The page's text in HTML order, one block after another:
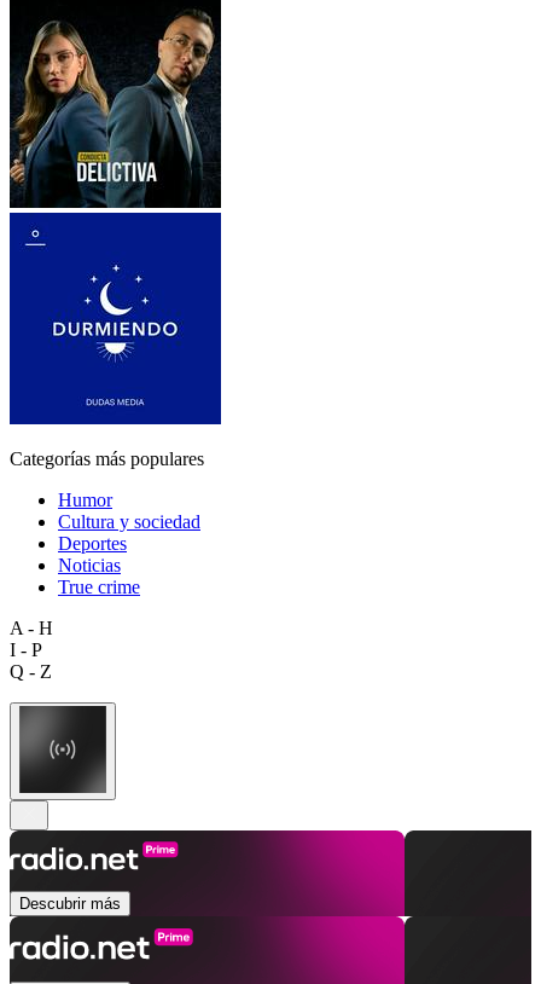
Categorías más populares
Humor
Cultura y sociedad
Deportes
Noticias
True crime
A - H
I - P
Q - Z
Descubrir más